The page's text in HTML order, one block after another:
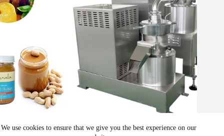
We use cookies to ensure that we give you the best experience on our
मूंगफली का मक्खन पीसने की मशीन | मूंगफली का पेस्ट बनाने की मशीन